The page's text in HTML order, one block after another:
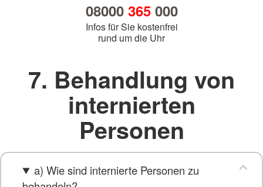
08000 365000
Infos für Sie kostenfrei
rund um die Uhr
7. Behandlung von
internierten
Personen
a) Wie sind internierte Personen zu